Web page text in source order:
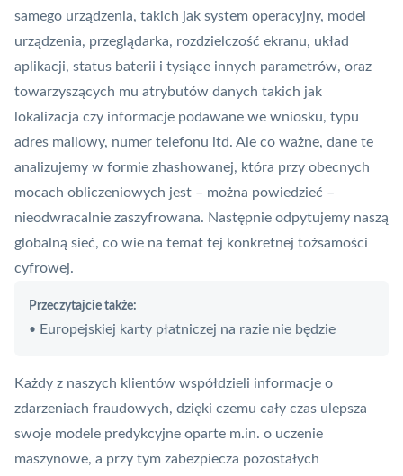
samego urządzenia, takich jak system operacyjny, model
urządzenia, przeglądarka, rozdzielczość ekranu, układ
aplikacji, status baterii i tysiące innych parametrów, oraz
towarzyszących mu atrybutów danych takich jak
lokalizacja czy informacje podawane we wniosku, typu
adres mailowy, numer telefonu itd. Ale co ważne, dane te
analizujemy w formie zhashowanej, która przy obecnych
mocach obliczeniowych jest – można powiedzieć –
nieodwracalnie zaszyfrowana. Następnie odpytujemy naszą
globalną sieć, co wie na temat tej konkretnej tożsamości
cyfrowej.
Przeczytajcie także:
• Europejskiej karty płatniczej na razie nie będzie
Każdy z naszych klientów współdzieli informacje o
zdarzeniach fraudowych, dzięki czemu cały czas ulepsza
swoje modele predykcyjne oparte m.in. o uczenie
maszynowe, a przy tym zabezpiecza pozostałych